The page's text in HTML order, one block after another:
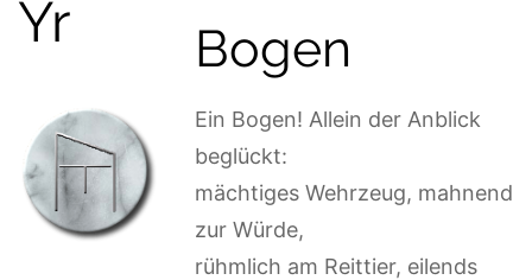
Yr Bogen
Ein Bogen! Allein der Anblick
beglückt:
mächtiges Wehrzeug, mahnend
zur Würde,
rühmlich am Reittier, eilends